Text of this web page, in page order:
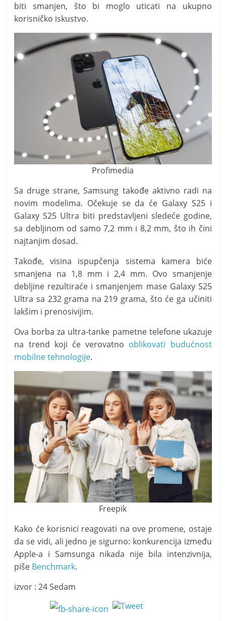
biti smanjen, što bi moglo uticati na ukupno
korisničko iskustvo.
Profimedia
Sa druge strane, Samsung takođe aktivno radi na
novim modelima. Očekuje se da će Galaxy S25 i
Galaxy S25 Ultra biti predstavljeni sledeće godine,
sa debljinom od samo 7,2 mm i 8,2 mm, što ih čini
najtanjim dosad.
Takođe, visina ispupčenja sistema kamera biće
smanjena na 1,8 mm i 2,4 mm. Ovo smanjenje
debljine rezultiraće i smanjenjem mase Galaxy S25
Ultra sa 232 grama na 219 grama, što će ga učiniti
lakšim i prenosivijim.
Ova borba za ultra-tanke pametne telefone ukazuje
na trend koji će verovatno oblikovati budućnost
mobilne tehnologije.
Freepik
Kako će korisnici reagovati na ove promene, ostaje
da se vidi, ali jedno je sigurno: konkurencija između
Apple-a i Samsunga nikada nije bila intenzivnija,
piše Benchmark.
izvor : 24 Sedam